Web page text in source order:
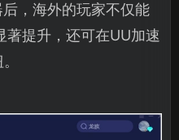
，海外的玩家不仅能
著提升，还可在UU加速